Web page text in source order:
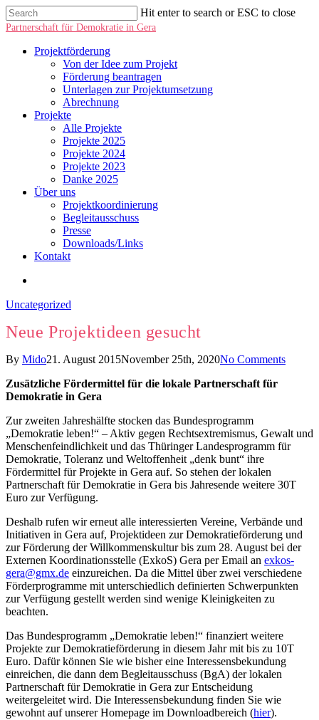
Hit enter to search or ESC to close
Partnerschaft für Demokratie in Gera
Projektförderung
Von der Idee zum Projekt
Förderung beantragen
Unterlagen zur Projektumsetzung
Abrechnung
Projekte
Alle Projekte
Projekte 2025
Projekte 2024
Projekte 2023
Danke 2025
Über uns
Projektkoordinierung
Begleitausschuss
Presse
Downloads/Links
Kontakt
Uncategorized
Neue Projektideen gesucht
By Mido21. August 2015November 25th, 2020No Comments
Zusätzliche Fördermittel für die lokale Partnerschaft für
Demokratie in Gera
Zur zweiten Jahreshälfte stocken das Bundesprogramm
„Demokratie leben!“ – Aktiv gegen Rechtsextremismus, Gewalt und
Menschenfeindlichkeit und das Thüringer Landesprogramm für
Demokratie, Toleranz und Weltoffenheit „denk bunt“ ihre
Fördermittel für Projekte in Gera auf. So stehen der lokalen
Partnerschaft für Demokratie in Gera bis Jahresende weitere 30T
Euro zur Verfügung.
Deshalb rufen wir erneut alle interessierten Vereine, Verbände und
Initiativen in Gera auf, Projektideen zur Demokratieförderung und
zur Förderung der Willkommenskultur bis zum 28. August bei der
Externen Koordinationsstelle (ExkoS) Gera per Email an exkos-
gera@gmx.de einzureichen. Da die Mittel über zwei verschiedene
Förderprogramme mit unterschiedlich definierten Schwerpunkten
zur Verfügung gestellt werden sind wenige Kleinigkeiten zu
beachten.
Das Bundesprogramm „Demokratie leben!“ finanziert weitere
Projekte zur Demokratieförderung in diesem Jahr mit bis zu 10T
Euro. Dafür können Sie wie bisher eine Interessensbekundung
einreichen, die dann dem Begleitausschuss (BgA) der lokalen
Partnerschaft für Demokratie in Gera zur Entscheidung
weitergeleitet wird. Die Interessensbekundung finden Sie wie
gewohnt auf unserer Homepage im Downloadbereich (hier).